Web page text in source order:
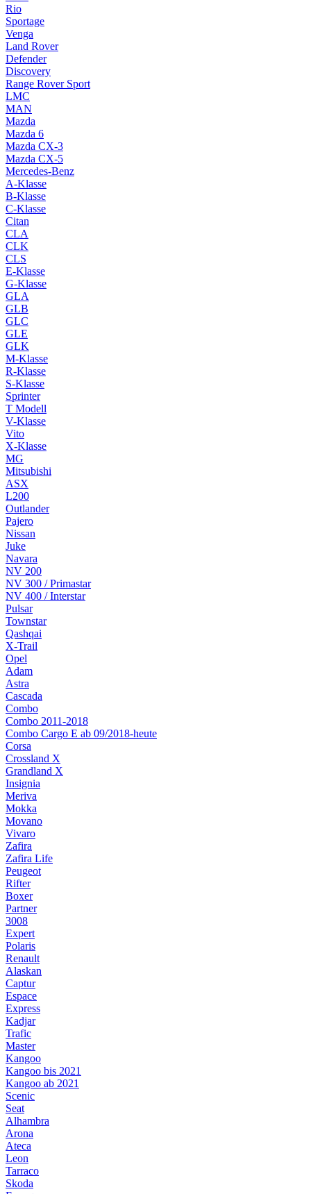
Rio
Sportage
Venga
Land Rover
Defender
Discovery
Range Rover Sport
LMC
MAN
Mazda
Mazda 6
Mazda CX-3
Mazda CX-5
Mercedes-Benz
A-Klasse
B-Klasse
C-Klasse
Citan
CLA
CLK
CLS
E-Klasse
G-Klasse
GLA
GLB
GLC
GLE
GLK
M-Klasse
R-Klasse
S-Klasse
Sprinter
T Modell
V-Klasse
Vito
X-Klasse
MG
Mitsubishi
ASX
L200
Outlander
Pajero
Nissan
Juke
Navara
NV 200
NV 300 / Primastar
NV 400 / Interstar
Pulsar
Townstar
Qashqai
X-Trail
Opel
Adam
Astra
Cascada
Combo
Combo 2011-2018
Combo Cargo E ab 09/2018-heute
Corsa
Crossland X
Grandland X
Insignia
Meriva
Mokka
Movano
Vivaro
Zafira
Zafira Life
Peugeot
Rifter
Boxer
Partner
3008
Expert
Polaris
Renault
Alaskan
Captur
Espace
Express
Kadjar
Trafic
Master
Kangoo
Kangoo bis 2021
Kangoo ab 2021
Scenic
Seat
Alhambra
Arona
Ateca
Leon
Tarraco
Skoda